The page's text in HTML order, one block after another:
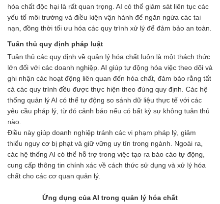
hóa chất độc hại là rất quan trọng. AI có thể giám sát liên tục các
yếu tố môi trường và điều kiện vận hành để ngăn ngừa các tai
nạn, đồng thời tối ưu hóa các quy trình xử lý để đảm bảo an toàn.
Tuân thủ quy định pháp luật
Tuân thủ các quy định về quản lý hóa chất luôn là một thách thức
lớn đối với các doanh nghiệp. AI giúp tự động hóa việc theo dõi và
ghi nhận các hoạt động liên quan đến hóa chất, đảm bảo rằng tất
cả các quy trình đều được thực hiện theo đúng quy định. Các hệ
thống quản lý AI có thể tự động so sánh dữ liệu thực tế với các
yêu cầu pháp lý, từ đó cảnh báo nếu có bất kỳ sự không tuân thủ
nào.
Điều này giúp doanh nghiệp tránh các vi phạm pháp lý, giảm
thiểu nguy cơ bị phạt và giữ vững uy tín trong ngành. Ngoài ra,
các hệ thống AI có thể hỗ trợ trong việc tạo ra báo cáo tự động,
cung cấp thông tin chính xác về cách thức sử dụng và xử lý hóa
chất cho các cơ quan quản lý.
Ứng dụng của AI trong quản lý hóa chất